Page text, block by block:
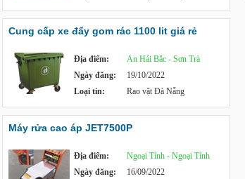
Cung cấp xe đẩy gom rác 1100 lit giá rẻ
Địa điểm:
An Hải Bắc - Sơn Trà
Ngày đăng:
19/10/2022
Loại tin:
Rao vặt Đà Nẵng
Máy rửa cao áp JET7500P
Địa điểm:
Ngoại Tỉnh - Ngoại Tỉnh
Ngày đăng:
16/09/2022